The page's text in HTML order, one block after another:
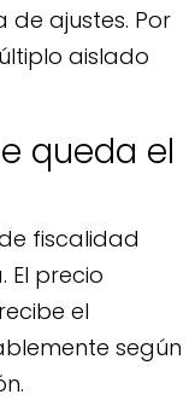
ajustes. Por
aislado
queda el
fiscalidad
precio
el
según